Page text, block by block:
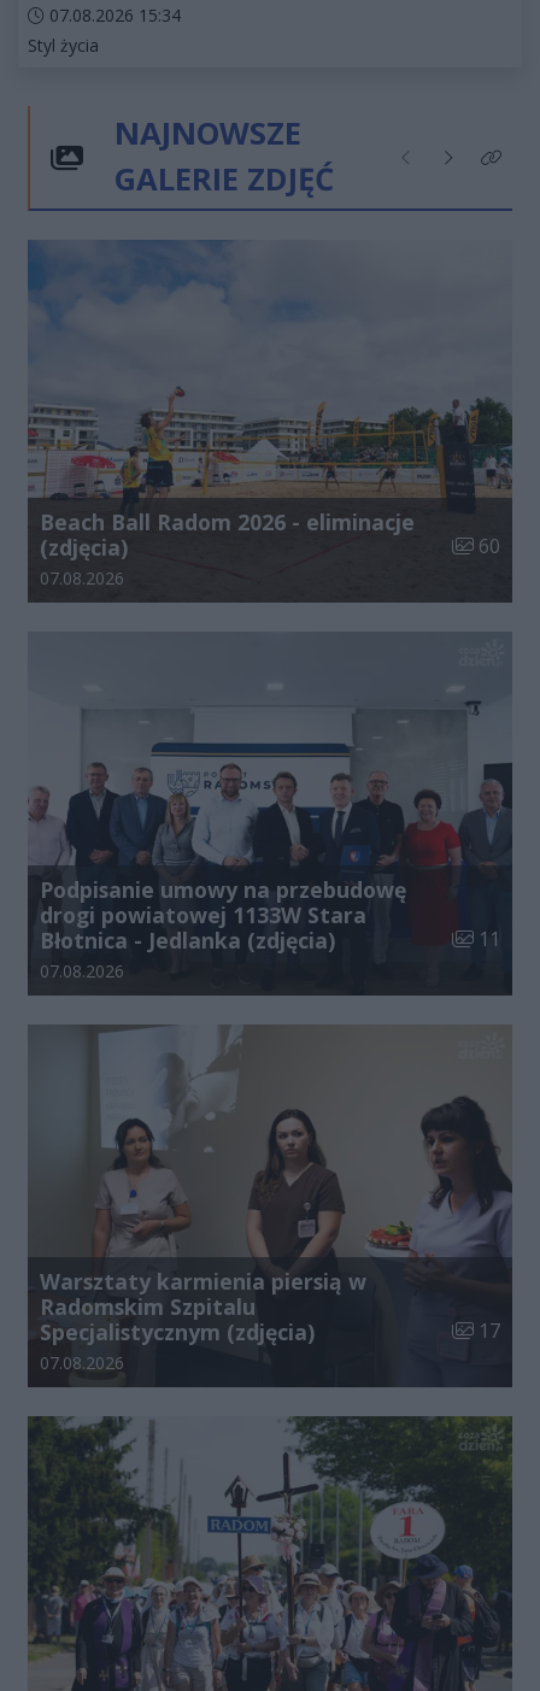
Data dodania artykułu:
07.08.2026 15:34
Kategorie artykułu:
Styl życia
NAJNOWSZE
GALERIE ZDJĘĆ
Poprzednie
NastępneKliknij
Beach Ball Radom 2026 - eliminacje
(zdjęcia)
Liczba
60
Data dodania galerii:
07.08.2026
Podpisanie umowy na przebudowę
drogi powiatowej 1133W Stara
Błotnica - Jedlanka (zdjęcia)
Liczba
11
Data dodania galerii:
07.08.2026
Warsztaty karmienia piersią w
Radomskim Szpitalu
Specjalistycznym (zdjęcia)
Liczba
17
Data dodania galerii:
07.08.2026